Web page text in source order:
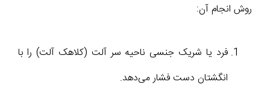
روش انجام آن:
فرد یا شریک جنسی ناحیه سر آلت (کلاهک آلت) را با
انگشتان دست فشار می‌دهد.